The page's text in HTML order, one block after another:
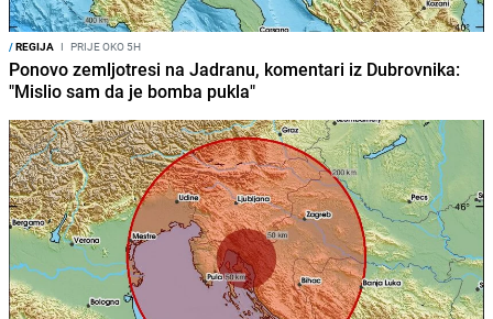
/REGIJA I PRIJE OKO 5H
Ponovo zemljotresi na Jadranu, komentari iz Dubrovnika:
"Mislio sam da je bomba pukla"